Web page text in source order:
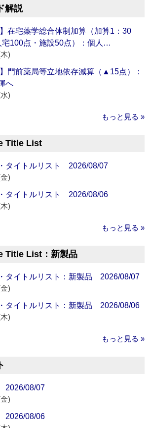
解説
在宅薬学総合体制加算（加算1：30
宅100点・施設50点）：個人…
)
門前薬局等立地依存減算（▲15点）：
へ
)
もっと見る »
Title List
タイトルリスト 2026/08/07
)
タイトルリスト 2026/08/06
)
もっと見る »
Title List：新製品
タイトルリスト：新製品 2026/08/07
)
タイトルリスト：新製品 2026/08/06
)
もっと見る »
2026/08/07
)
2026/08/06